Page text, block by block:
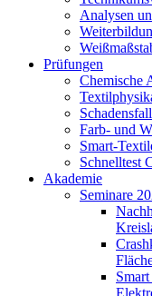
Analysen
Prüfungen
Chemische
Farb- und
Smart-
Schnelltest
Akademie
Seminare